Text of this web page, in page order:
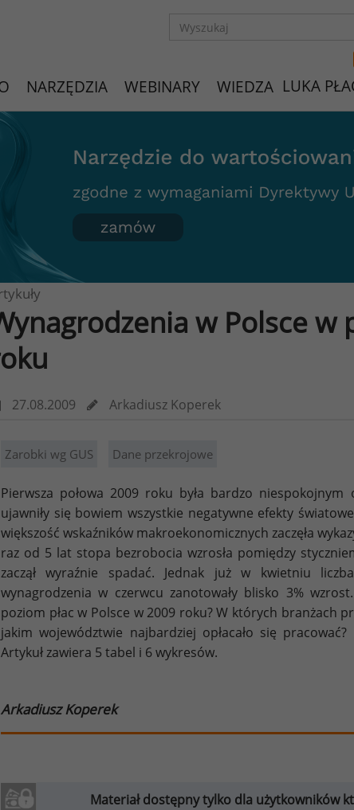
NARZĘDZIA WEBINARY WIEDZA LUKA
w Polsce w
27.08.2009 Arkadiusz Koperek
Zarobki wg GUS Dane przekrojowe
Pierwsza połowa 2009 roku była bardzo
ujawniły się bowiem wszystkie negatywne efekty
większość wskaźników makroekonomicznych zaczęła
raz od 5 lat stopa bezrobocia wzrosła pomiędzy
zaczął wyraźnie spadać. Jednak już w kwietniu
wynagrodzenia w czerwcu zanotowały blisko 3%
poziom płac w Polsce w 2009 roku? W których branżach
jakim województwie najbardziej opłacało się
Artykuł zawiera 5 tabel i 6 wykresów.
Arkadiusz Koperek
Materiał dostępny tylko dla użytkowników